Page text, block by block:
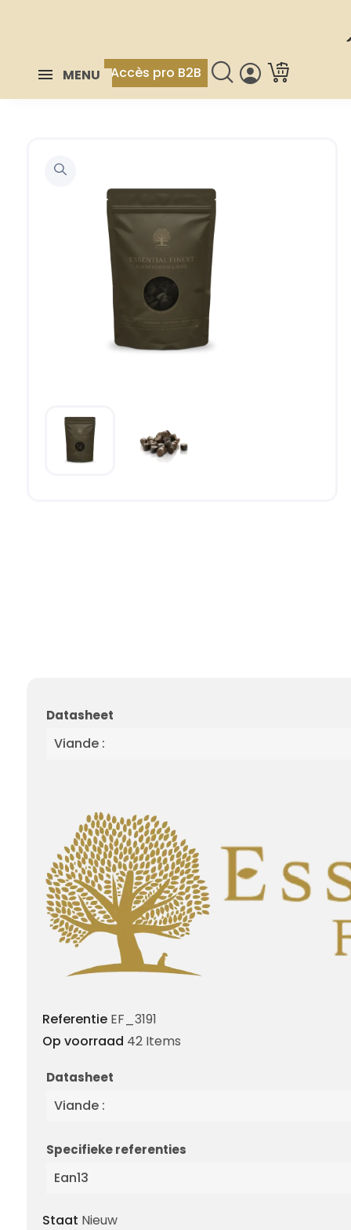
MENU Accès pro B2B
Datasheet
Viande :
Referentie EF_3191
Op voorraad 42 Items
Datasheet
Viande :
Specifieke referenties
Ean13
Staat Nieuw